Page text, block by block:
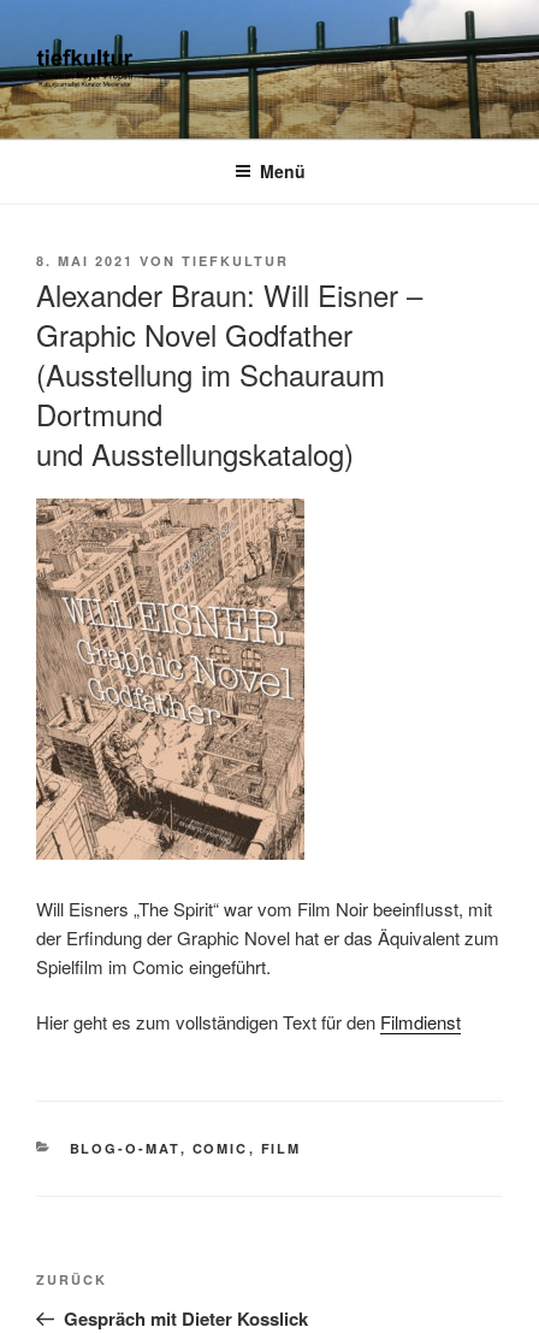
springen
TIEFKULTUR
kulturjournalist kurator moderator
Menü
VERÖFFENTLICHT
8. MAI 2021 VON TIEFKULTUR
Alexander Braun: Will Eisner –
Graphic Novel Godfather
(Ausstellung im Schauraum
Dortmund
und Ausstellungskatalog)
Will Eisners „The Spirit“ war vom Film Noir beeinflusst, mit
der Erfindung der Graphic Novel hat er das Äquivalent zum
Spielfilm im Comic eingeführt.
Hier geht es zum vollständigen Text für den Filmdienst
KATEGORIEN
BLOG-O-MAT, COMIC , FILM
Beitragsnavigation
Vorheriger
Beitrag
ZURÜCK
Gespräch mit Dieter Kosslick